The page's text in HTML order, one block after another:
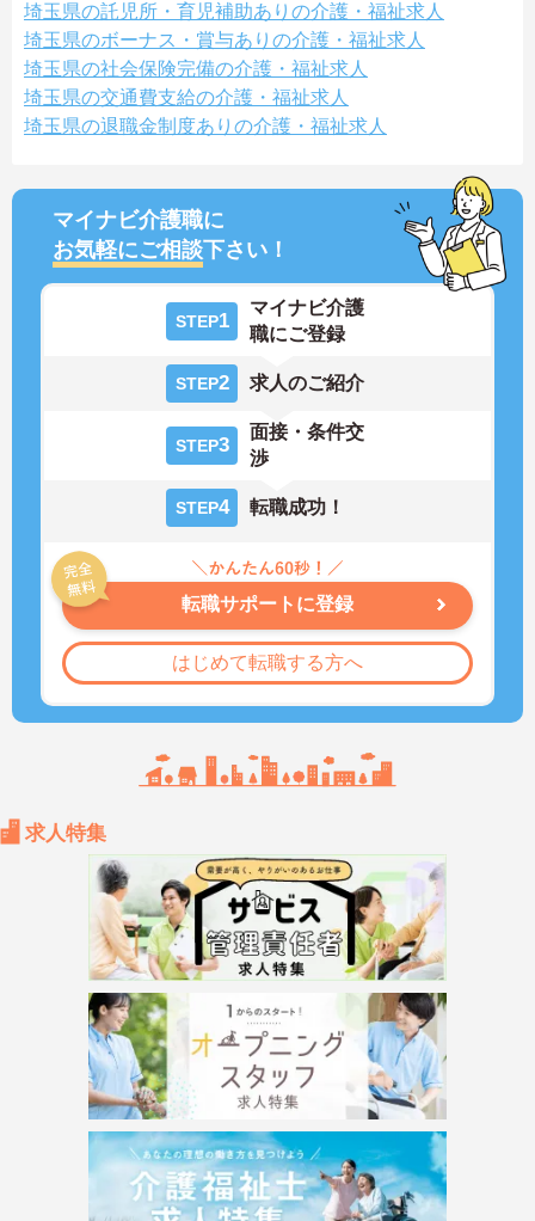
埼玉県の託児所・育児補助ありの介護・福祉求人
埼玉県のボーナス・賞与ありの介護・福祉求人
埼玉県の社会保険完備の介護・福祉求人
埼玉県の交通費支給の介護・福祉求人
埼玉県の退職金制度ありの介護・福祉求人
マイナビ介護職に
お気軽にご相談下さい！
STEP1
マイナビ介護
職にご登録
STEP2 求人のご紹介
STEP3
面接・条件交
渉
STEP4 転職成功！
転職サポートに登録
はじめて転職する方へ
求人特集